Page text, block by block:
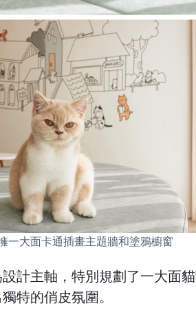
一大面卡通插畫主題牆和塗鴉櫥窗
計主軸，特別規劃了一大面
特的俏皮氛圍。